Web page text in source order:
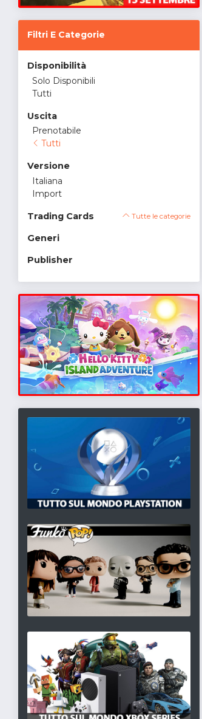
Filtri E Categorie
Disponibilità
Solo Disponibili
Tutti
Uscita
Prenotabile
Tutti
Versione
Italiana
Import
Trading Cards Tutte le categorie
Generi
Publisher